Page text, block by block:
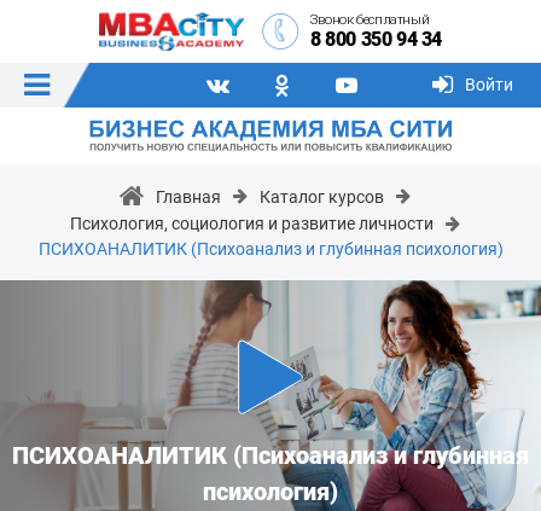
Звонок бесплатный
8 800 350 94 34
Войти
Главная
Каталог курсов
Психология, социология и развитие личности
ПСИХОАНАЛИТИК (Психоанализ и глубинная психология)
ПСИХОАНАЛИТИК (Психоанализ и глубинная
психология)